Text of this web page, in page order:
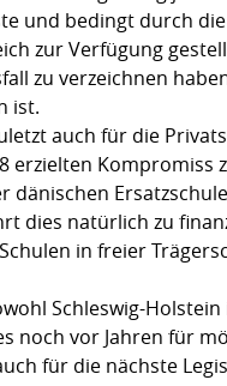
und bedingt durch
zur Verfügung
zu verzeichnen
ist.
auch für die
erzielten Kompromiss
dänischen
dies natürlich zu
in freier
Schleswig-
noch vor Jahren für
für die nächste